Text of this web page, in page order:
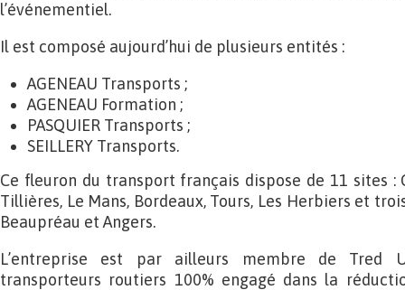
l’événementiel.
Il est composé aujourd’hui de plusieurs entités :
AGENEAU Transports ;
AGENEAU Formation ;
PASQUIER Transports ;
SEILLERY Transports.
Ce fleuron du transport français dispose de 11 sites :
Tillières, Le Mans, Bordeaux, Tours, Les Herbiers et
Beaupréau et Angers.
L’entreprise est par ailleurs membre de Tred
transporteurs routiers 100% engagé dans la